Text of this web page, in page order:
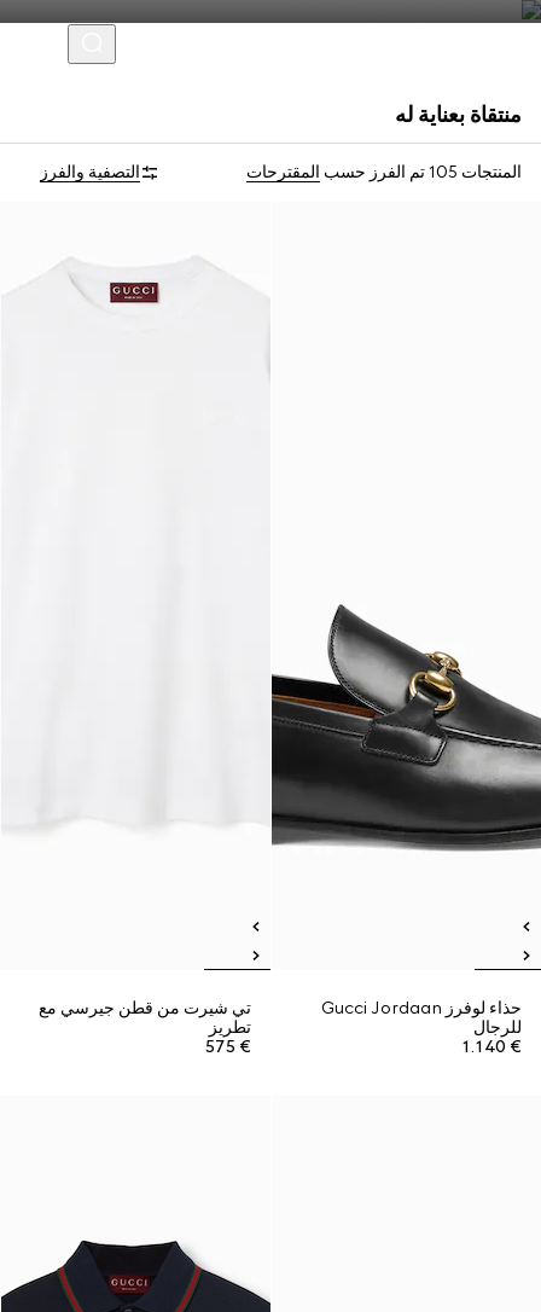
منتقاة بعناية له
المنتجات 105 تم الفرز حسب المقترحات التصفية والفرز Virtual Try-On
حذاء لوفرز Gucci Jordaan
للرجال
€ 1.140
تي شيرت من قطن جيرسي مع
تطريز
€ 575